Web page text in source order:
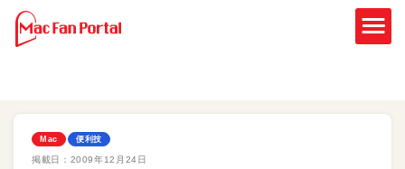
Mac 便利技
掲載日： 2009年12月24日